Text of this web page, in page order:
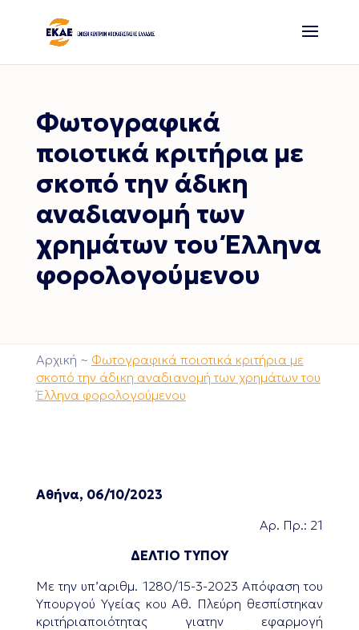
Φωτογραφικά
ποιοτικά κριτήρια με
σκοπό την άδικη
αναδιανομή των
χρημάτων του Έλληνα
φορολογούμενου
Αρχική ~ Φωτογραφικά ποιοτικά κριτήρια με
σκοπό την άδικη αναδιανομή των χρημάτων του
Έλληνα φορολογούμενου
Αθήνα, 06/10/2023
Αρ. Πρ.: 21
ΔΕΛΤΙΟ ΤΥΠΟΥ
Με την υπ’αριθμ. 1280/15-3-2023 Απόφαση του
Υπουργού Υγείας κου Αθ. Πλεύρη θεσπίστηκαν
κριτήριαποιότητας γιατην εφαρμογή